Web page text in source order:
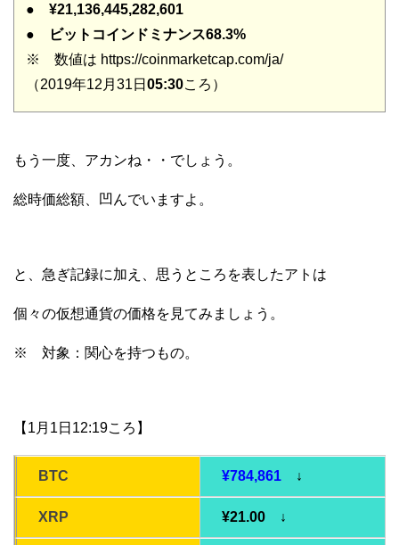
● ¥21,136,445,282,601
●
ビットコインドミナンス68.3%
※ 数値は https://coinmarketcap.com/ja/
（2019年12月31日 05:30ころ）
もう一度、アカンね・・でしょう。
総時価総額、凹んでいますよ。
と、急ぎ記録に加え、思うところを表したアトは
個々の仮想通貨の価格を見てみましょう。
※ 対象：関心を持つもの。
【1月1日12:19ころ】
BTC ¥784,861 ↓
XRP ¥21.00 ↓